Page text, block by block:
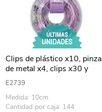
Clips de plástico x10, pinza
de metal x4, clips x30 y
chinches x20, DINGLI, en
caja de plástico, colores
pasteles
E2739
Medida: 10cm
Cantidad por caja: 144